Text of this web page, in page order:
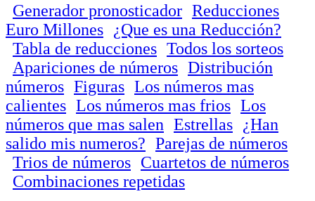
Generador pronosticador Reducciones
Euro Millones
¿Que es una Reducción?
Tabla de reducciones Todos los sorteos
Apariciones de números Distribución
números Figuras Los números mas
calientes Los números mas frios Los
números que mas salen Estrellas
¿Han
salido mis numeros? Parejas de números
Trios de números Cuartetos de números
Combinaciones repetidas